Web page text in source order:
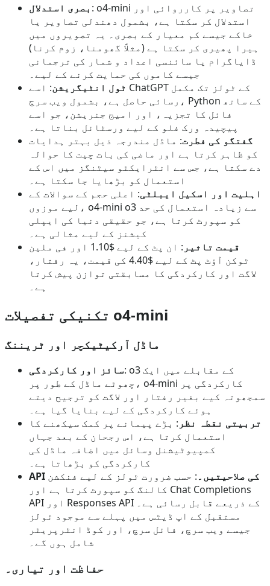
بصری استدلال : o4-mini تصاویر پر کارروائی اور
استدلال کر سکتا ہے، بشمول دھندلی تصاویر یا
خاکے جیسے کم معیار کے بصری۔ یہ تصویروں میں
ہیرا پھیری کر سکتا ہے (مثلاً گھومنا، زوم کرنا)
ڈایاگرام یا سائنسی اعداد و شمار کی ترجمانی
جیسے کاموں کی حمایت کرنے کے لیے۔
ٹول انٹیگریشن: اسے ChatGPT کے ٹولز تک مکمل
رسائی حاصل ہے، بشمول ویب سرچ، Python کے ساتھ
فائل کا تجزیہ، اور امیج جنریشن، جو اسے
پیچیدہ ورک فلو کے لیے ورسٹائل بناتا ہے۔
گفتگو کی فطرت: ماڈل مندرجہ ذیل بہتر ہدایات
کو ظاہر کرتا ہے اور ماضی کی بات چیت کا حوالہ
دے سکتا ہے، جس سے انٹرایکٹو سیٹنگز میں اس کے
استعمال کو بڑھایا جا سکتا ہے۔
اہلیت اور اسکیل ایبلٹی: اعلی حجم کے سوالات کے
لیے موزوں، o4-mini o3 سے زیادہ استعمال کی حد
کو سپورٹ کرتا ہے، جو حقیقی دنیا کی ایپلی
کیشنز کے لیے مثالی ہے۔
قیمت تاثیر
: ان پٹ کے لیے $1.10 اور فی ملین
ٹوکن آؤٹ پٹ کے لیے $4.40 کی قیمت، یہ رفتار،
لاگت اور کارکردگی کا مسابقتی توازن پیش کرتا
ہے۔
تکنیکی تفصیلات o4-mini
ماڈل آرکیٹیکچر اور ٹریننگ
سائز اور کارکردگی: o3 کے مقابلے میں ایک
چھوٹے ماڈل کے طور پر، o4-mini کارکردگی پر
سمجھوتہ کیے بغیر رفتار اور لاگت کو ترجیح دیتے
ہوئے کارکردگی کے لیے بنایا گیا ہے۔
تربیتی نقطہ نظر : بڑے پیمانے پر کمک سیکھنے کا
استعمال کرتا ہے، اس رجحان کے بعد جہاں
کمپیوٹیشنل وسائل میں اضافہ ماڈل کی
کارکردگی کو بڑھاتا ہے۔
API کی صلاحیتیں۔: حسب ضرورت ٹولز کے لیے فنکشن
کالنگ کو سپورٹ کرتا ہے اور Chat Completions
API اور Responses API کے ذریعے قابل رسائی ہے۔
مستقبل کے اپ ڈیٹس میں پہلے سے موجود ٹولز
جیسے ویب سرچ، فائل سرچ، اور کوڈ انٹرپریٹر
شامل ہوں گے۔
حفاظت اور تیاری۔